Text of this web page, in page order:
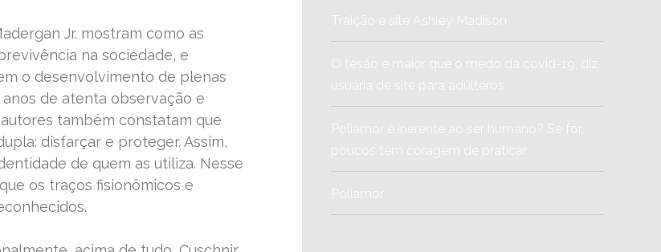
Jr. mostram como as
na sociedade, e
o desenvolvimento de plenas
de atenta observação e
também constatam que
disfarçar e proteger. Assim,
de quem as utiliza. Nesse
os traços fisionômicos e
Traição e site Ashley Madison
O tesão é maior que o medo da covid-19, diz
usuária de site para adúlteros
Poliamor é inerente ao ser humano? Se for,
poucos têm coragem de praticar
Poliamor